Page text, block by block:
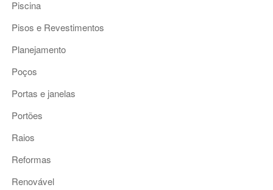
Piscina
Pisos e Revestimentos
Planejamento
Poços
Portas e janelas
Portões
Raios
Reformas
Renovável